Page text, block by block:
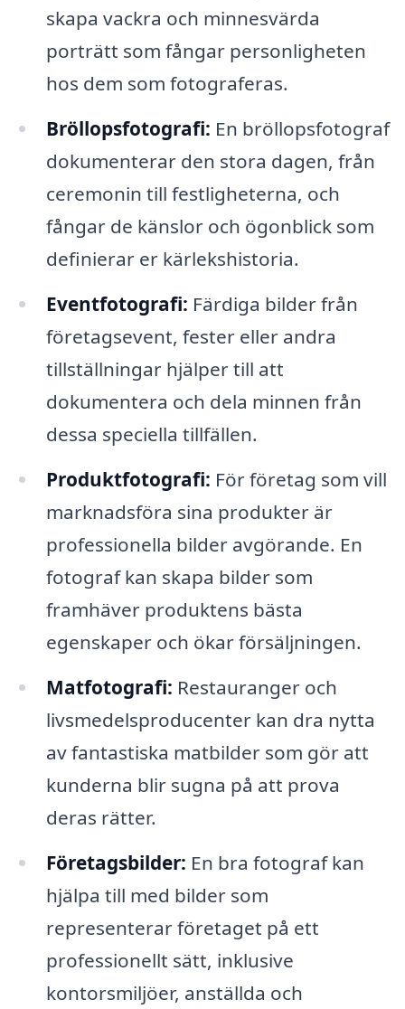
skapa vackra och minnesvärda
porträtt som fångar personligheten
hos dem som fotograferas.
Bröllopsfotografi: En bröllopsfotograf
dokumenterar den stora dagen, från
ceremonin till festligheterna, och
fångar de känslor och ögonblick som
definierar er kärlekshistoria.
Eventfotografi: Färdiga bilder från
företagsevent, fester eller andra
tillställningar hjälper till att
dokumentera och dela minnen från
dessa speciella tillfällen.
Produktfotografi: För företag som vill
marknadsföra sina produkter är
professionella bilder avgörande. En
fotograf kan skapa bilder som
framhäver produktens bästa
egenskaper och ökar försäljningen.
Matfotografi: Restauranger och
livsmedelsproducenter kan dra nytta
av fantastiska matbilder som gör att
kunderna blir sugna på att prova
deras rätter.
Företagsbilder: En bra fotograf kan
hjälpa till med bilder som
representerar företaget på ett
professionellt sätt, inklusive
kontorsmiljöer, anställda och